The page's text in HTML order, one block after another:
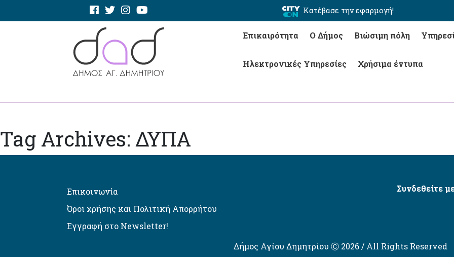
Κατέβασε την εφαρμογή!
Επικαιρότητα Ο Δήμος Βιώσιμη πόλη
Ηλεκτρονικές Υπηρεσίες Χρήσιμα έντυπα
Tag Archives: ΔΥΠΑ
Επικοινωνία
Όροι χρήσης και Πολιτική Απορρήτου
Εγγραφή στο Newsletter!
Συνδεθείτε
Δήμος Αγίου Δημητρίου Ⓒ 2026 / All Rights Reserved